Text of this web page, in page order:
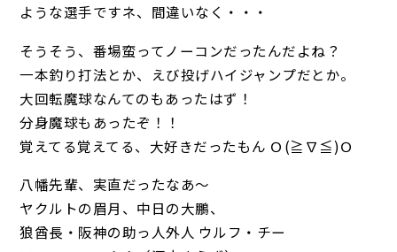
ような選手ですネ、間違いなく・・・
そうそう、番場蛮ってノーコンだったんだよね？
一本釣り打法とか、えび投げハイジャンプだとか。
大回転魔球なんてのもあったはず！
分身魔球もあったぞ！！
覚えてる覚えてる、大好きだったもん Ｏ(≧∇≦)Ｏ
八幡先輩、実直だったなあ～
ヤクルトの眉月、中日の大鵬、
狼酋長・阪神の助っ人外人 ウルフ・チー